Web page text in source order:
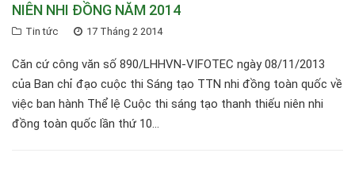
NIÊN NHI ĐỒNG NĂM 2014
Tin tức 17 Tháng 2 2014
Căn cứ công văn số 890/LHHVN-VIFOTEC ngày 08/11/2013
của Ban chỉ đạo cuộc thi Sáng tạo TTN nhi đồng toàn quốc về
việc ban hành Thể lệ Cuộc thi sáng tạo thanh thiếu niên nhi
đồng toàn quốc lần thứ 10...